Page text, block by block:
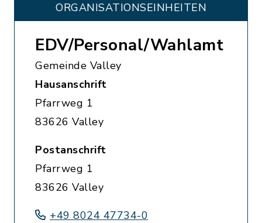
ORGANISATIONS­EINHEITEN
EDV/Personal/Wahlamt
Gemeinde Valley
Hausanschrift
Pfarrweg 1
83626 Valley
Postanschrift
Pfarrweg 1
83626 Valley
+49 8024 47734-0